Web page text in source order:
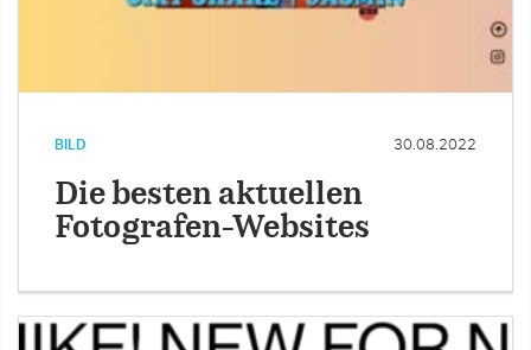
BILD 30.08.2022
Die besten aktuellen
Fotografen-Websites